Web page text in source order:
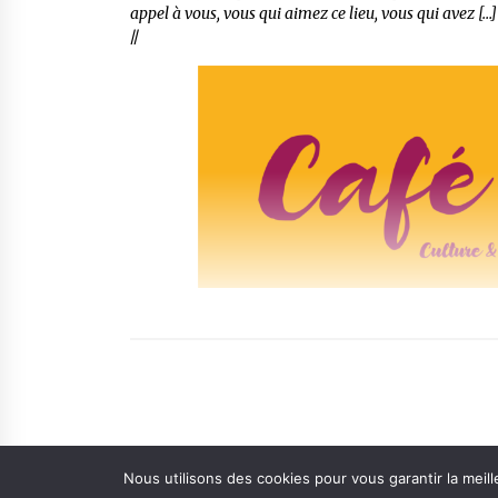
appel à vous, vous qui aimez ce lieu, vous qui avez […]
//
Nous utilisons des cookies pour vous garantir la